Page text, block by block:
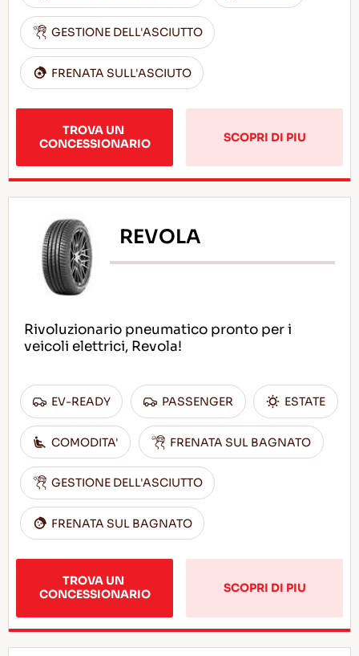
GESTIONE DELL'ASCIUTTO
FRENATA SULL'ASCIUTO
TROVA UN
CONCESSIONARIO
SCOPRI DI PIU
REVOLA
Rivoluzionario pneumatico pronto per i
veicoli elettrici, Revola!
EV-READY PASSENGER ESTATE
COMODITA' FRENATA SUL BAGNATO
GESTIONE DELL'ASCIUTTO
FRENATA SUL BAGNATO
TROVA UN
CONCESSIONARIO
SCOPRI DI PIU